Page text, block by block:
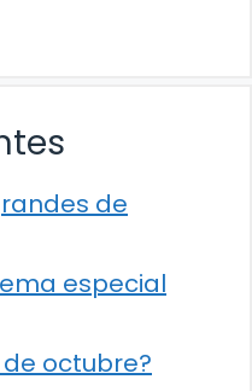
de
especial
octubre?